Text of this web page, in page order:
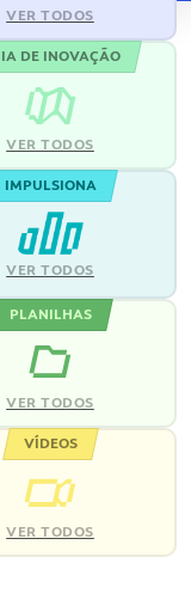
VER TODOS
DE INOVAÇÃO
VER TODOS
IMPULSIONA
VER TODOS
PLANILHAS
VER TODOS
VÍDEOS
VER TODOS